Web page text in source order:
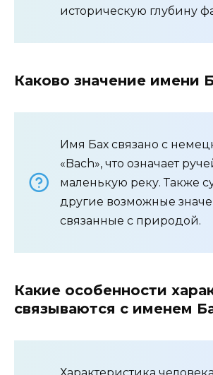
историческую глубину
Каково значение имени
Имя Бах связано с
«Bach», что означает
маленькую реку. Также
другие возможные
связанные с природой.
Какие особенности
связываются с именем